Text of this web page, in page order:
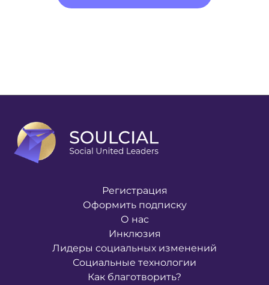
Регистрация
Оформить подписку
О нас
Инклюзия
Лидеры социальных изменений
Социальные технологии
Как благотворить?